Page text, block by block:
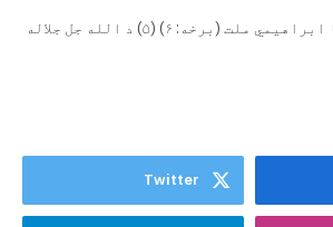
ليکوال: میا نور آغا ابراهيمي ملت (برخه: ۶) (۵) د الله جل جلاله
Twitter